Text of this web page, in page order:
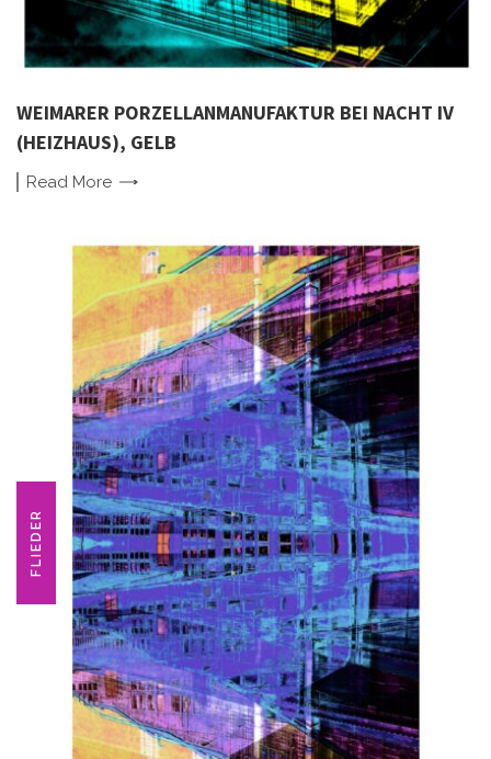
WEIMARER PORZELLANMANUFAKTUR BEI NACHT IV
(HEIZHAUS), GELB
Read More
FLIEDER